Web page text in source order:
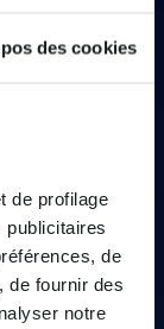
des cookies
de profilage
de
de fournir des
notre